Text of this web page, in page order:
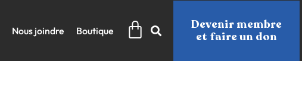
Nous joindre Boutique Panier
Devenir membre
et faire un don